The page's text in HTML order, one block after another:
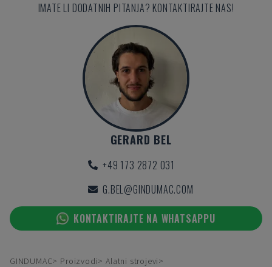
IMATE LI DODATNIH PITANJA? KONTAKTIRAJTE NAS!
GERARD BEL
+49 173 2872 031
G.BEL@GINDUMAC.COM
KONTAKTIRAJTE NA WHATSAPPU
GINDUMAC Proizvodi
Alatni strojevi